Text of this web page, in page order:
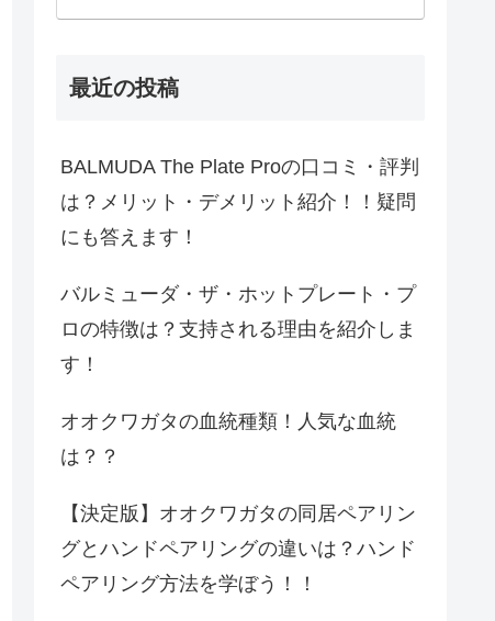
最近の投稿
BALMUDA The Plate Proの口コミ・評判
は？メリット・デメリット紹介！！疑問
にも答えます！
バルミューダ・ザ・ホットプレート・プ
ロの特徴は？支持される理由を紹介しま
す！
オオクワガタの血統種類！人気な血統
は？？
【決定版】オオクワガタの同居ペアリン
グとハンドペアリングの違いは？ハンド
ペアリング方法を学ぼう！！